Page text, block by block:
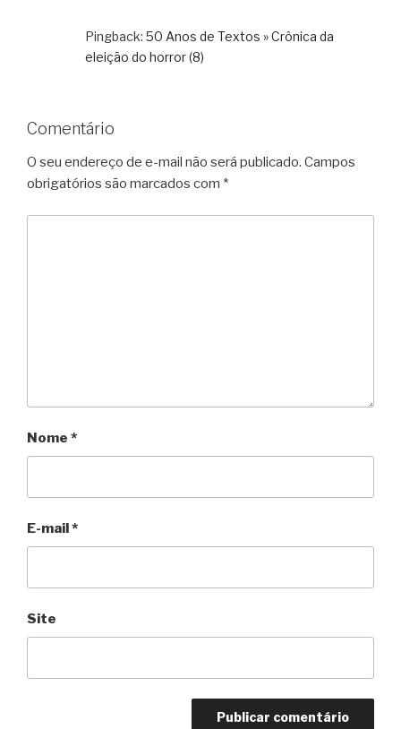
Pingback: 50 Anos de Textos » Crônica da
eleição do horror (8)
Comentário
O seu endereço de e-mail não será publicado. Campos
obrigatórios são marcados com *
Nome *
E-mail*
Site